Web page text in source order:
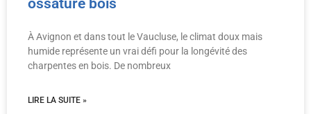
ossature bois
À Avignon et dans tout le Vaucluse, le climat doux mais
humide représente un vrai défi pour la longévité des
charpentes en bois. De nombreux
LIRE LA SUITE »